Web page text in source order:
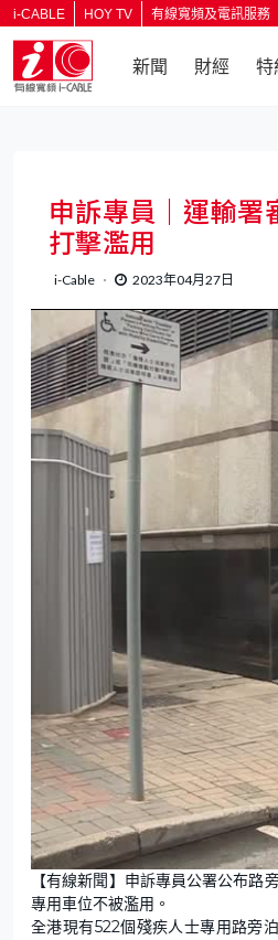
i-CABLE HOY TV 有線寬頻及電訊服務
新聞 財經 特
返回
申訴專員｜運輸
打擊濫用
i-Cable 2023年04月27日
【有線新聞】申訴專員公署公布
專用車位不被濫用。
全港現有522個殘疾人士專用路旁